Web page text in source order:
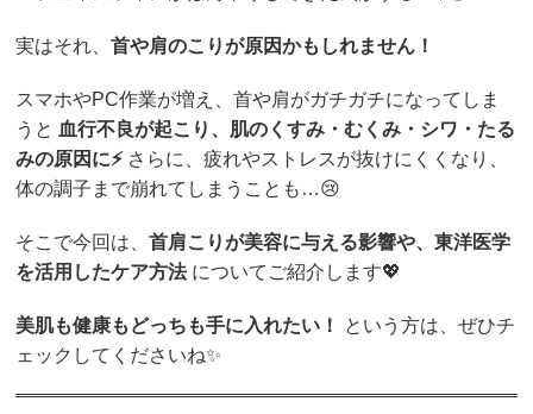
実はそれ、首や肩のこりが原因かもしれません！
スマホやPC作業が増え、首や肩がガチガチになってしま
うと 血行不良が起こり、肌のくすみ・むくみ・シワ・たる
みの原因に⚡さらに、疲れやストレスが抜けにくくなり、
体の調子まで崩れてしまうことも…😢
そこで今回は、首肩こりが美容に与える影響や、東洋医学
を活用したケア方法についてご紹介します💖
美肌も健康もどっちも手に入れたい！
という方は、ぜひチ
ェックしてくださいね✨